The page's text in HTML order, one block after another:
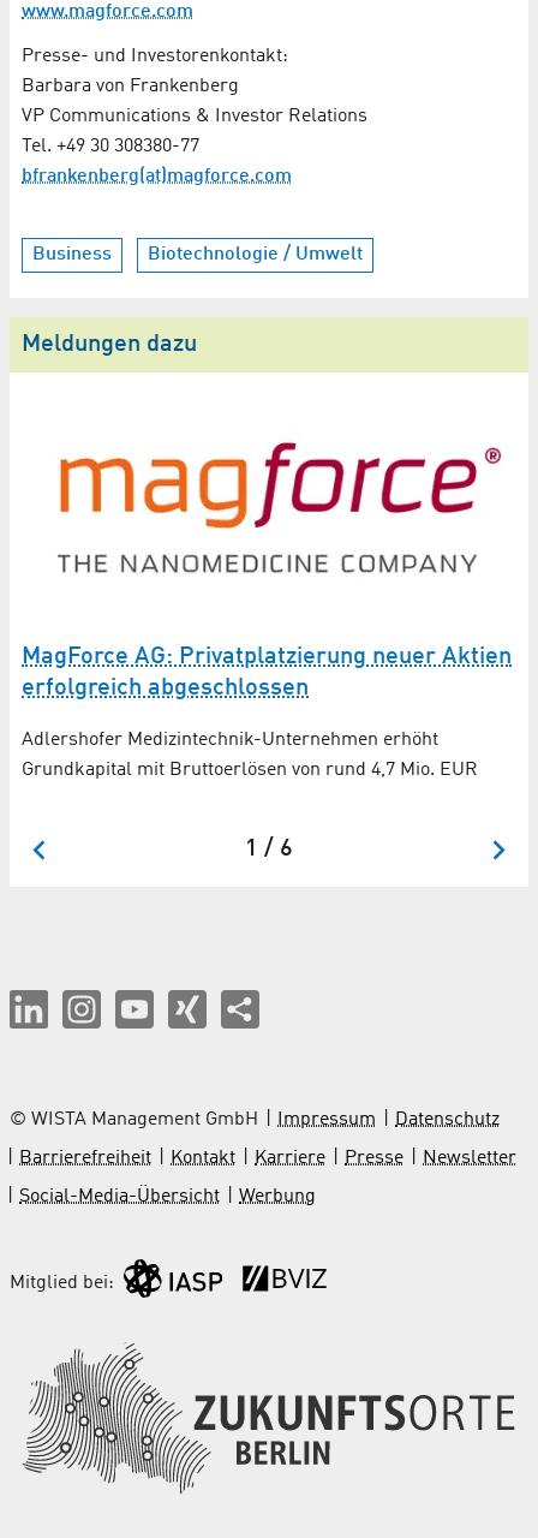
www.magforce.com
Presse- und Investorenkontakt:
Barbara von Frankenberg
VP Communications & Investor Relations
Tel. +49 30 308380-77
bfrankenberg(at)magforce.com
Business Biotechnologie / Umwelt
Meldungen dazu
MagForce AG: Privatplatzierung neuer Aktien
erfolgreich abgeschlossen
Adlershofer Medizintechnik-Unternehmen erhöht
Grundkapital mit Bruttoerlösen von rund 4,7 Mio. EUR
1 / 6
© WISTA Management GmbH Impressum
Datenschutz
Barrierefreiheit
Kontakt Karriere Presse
Newsletter
Social-Media-Übersicht
Werbung
Mitglied bei: